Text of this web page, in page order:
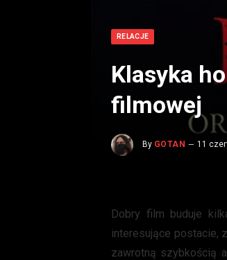
RELACJE
Klasyka
filmowej
By GOTAN 11
Dobry film buduje
interesujące postacie,
zawrotną szybkością